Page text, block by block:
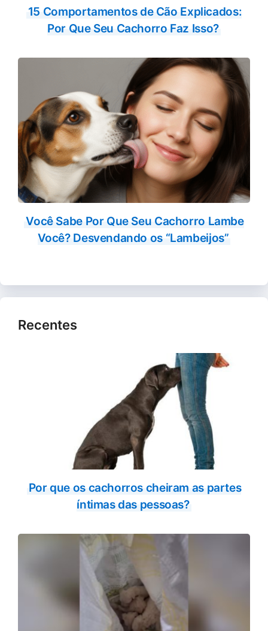
15 Comportamentos de Cão Explicados:
Por Que Seu Cachorro Faz Isso?
Você Sabe Por Que Seu Cachorro Lambe
Você? Desvendando os “Lambeijos”
Recentes
Por que os cachorros cheiram as partes
íntimas das pessoas?